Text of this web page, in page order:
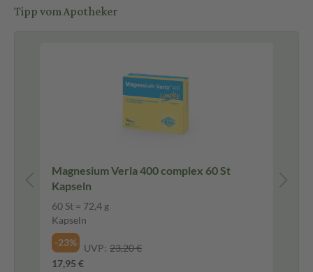
Tipp vom Apotheker
Magnesium Verla 400 complex 60 St
Kapseln
60 St = 72,4 g
Kapseln
-23%
UVP: 23,20 €
17,95 €